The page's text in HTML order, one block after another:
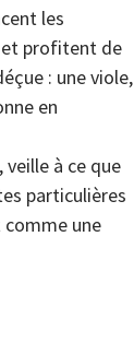
les
et profitent de
: une viole,
en
à ce que
particulières
une